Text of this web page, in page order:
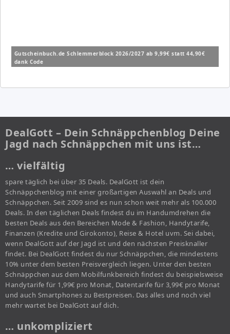
Gutscheinbuch.de Schlemmerblock 2026/2027 ab 9,99€ statt 44,90€
dank Code
DealGott – Dein Schnäppchenblog Deine
Jagd nach Schnäppchen mit uns ist…
… vielfältig
spare täglich bei über 35 Deals. DealGott ist dein
Schnäppchenblog mit einer großartigen Auswahl an Deals und
Schnäppchen. Seit 2009 sind es nun schon weit mehr als 100.000
Deals. In den täglichen Deals findest du im Handumdrehen die
besten Deals aus den Bereichen Mode & Fashion, Handytarife,
Finanzen (Kredite und Girokonto), Reise & Hotel uvm. Sei dabei,
wenn DealGott auf der Jagd ist und den nächsten Preisknaller
findet. Bei DealGott findest du nur Schnäppchen, die mindestens
10% unter dem besten Preisvergleich liegen. Unter den besten
Schnäppchen aus dem Mobilfunkbereich findest du beispielsweise
Handytarife für 1,99€ pro Monat, Datentarife für 3,99€ pro Monat
und auch Smartphones zu Bestpreisen. Das alles und noch viel
mehr wartet bei DealGott auf dich.
… unkompliziert